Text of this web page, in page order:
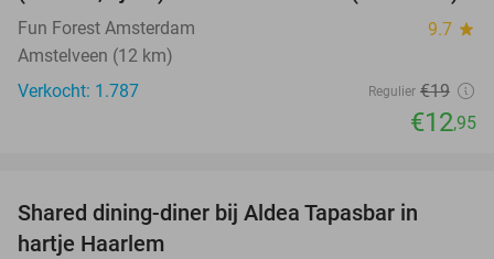
Fun Forest Amsterdam 9.7 star
Amstelveen (12 km)
Verkocht: 1.787
Regulier €19
€12,95
Shared dining-diner bij Aldea Tapasbar in
hartje Haarlem